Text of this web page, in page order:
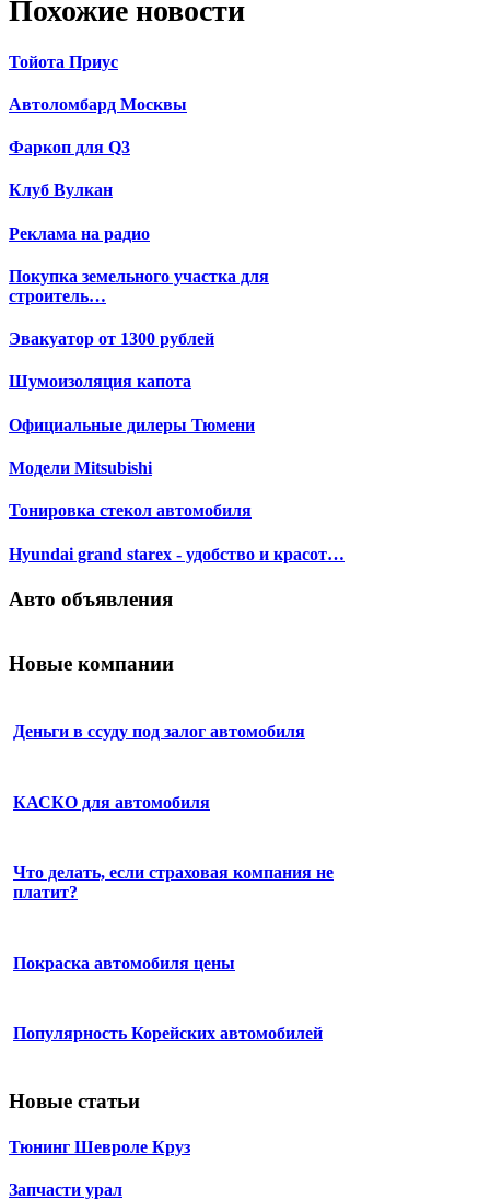
Похожие новости
Тойота Приус
Автоломбард Москвы
Фаркоп для Q3
Клуб Вулкан
Реклама на радио
Покупка земельного участка для
строитель…
Эвакуатор от 1300 рублей
Шумоизоляция капота
Официальные дилеры Тюмени
Модели Mitsubishi
Тонировка стекол автомобиля
Нyundai grand starex - удобство и красот…
Авто объявления
Новые компании
Деньги в ссуду под залог автомобиля
КАСКО для автомобиля
Что делать, если страховая компания не
платит?
Покраска автомобиля цены
Популярность Корейских автомобилей
Новые статьи
Тюнинг Шевроле Круз
Запчасти урал